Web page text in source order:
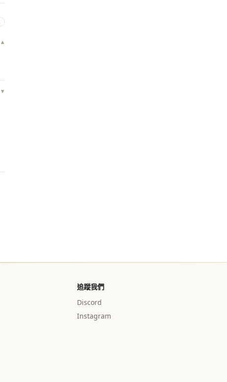
▾
▾
追蹤我們
Discord
Instagram